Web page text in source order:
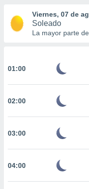
y
basada
ACEPTAR
CONTINUAR
Viernes, 07 de
Soleado
La mayor parte
01:00
02:00
03:00
04:00